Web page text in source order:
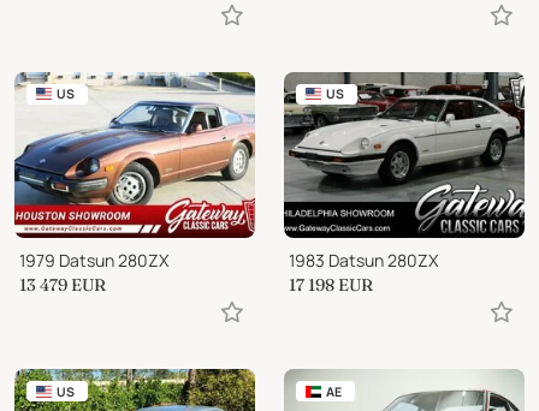
US
1979 Datsun 280ZX
13 479 EUR
US
1983 Datsun 280ZX
17 198 EUR
US AE